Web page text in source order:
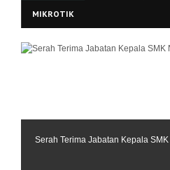
MIKROTIK
Serah Terima Jabatan Kepala